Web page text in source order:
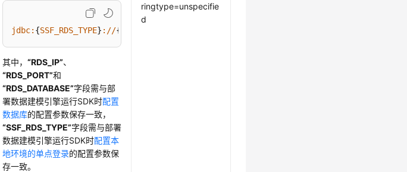
jdbc: {SSF_RDS_TYPE} ://{
其中，“RDS_IP”、
“RDS_PORT”和
“RDS_DATABASE”字段需与部
署数据建模引擎运行SDK时配置
数据库的配置参数保存一致，
“SSF_RDS_TYPE”字段需与部署
数据建模引擎运行SDK时配置本
地环境的单点登录的配置参数保
存一致。
ringtype=unspecifie
d